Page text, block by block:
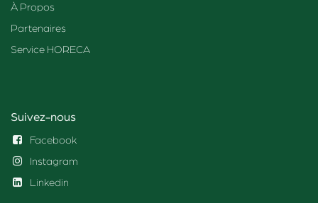
À Propos
Partenaires
Service HORECA
Suivez-nous
Facebook
Instagram
Linkedin